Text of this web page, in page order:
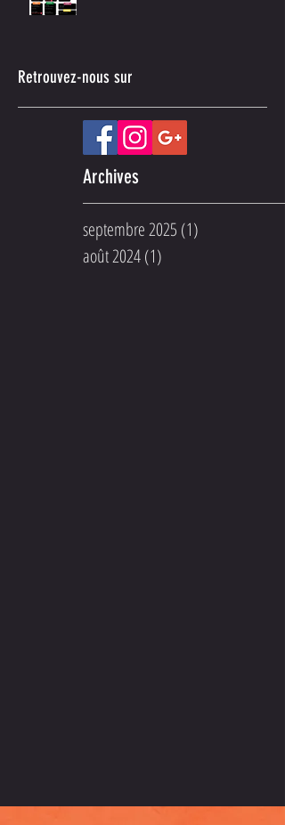
Retrouvez-nous sur
Archives
septembre 2025 (1)
août 2024(1)